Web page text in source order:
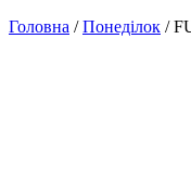
Головна /Понеділок /